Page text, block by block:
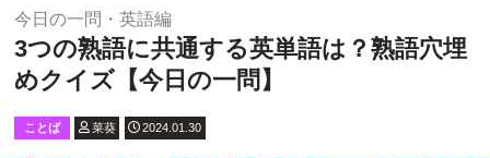
今日の一問・英語編
3つの熟語に共通する英単語は？熟語穴埋
めクイズ【今日の一問】
ことば 菜葵 2024.01.30